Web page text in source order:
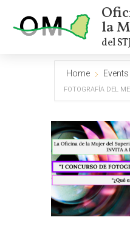
la
del
Home Events
FOTOGRAFÍA DEL